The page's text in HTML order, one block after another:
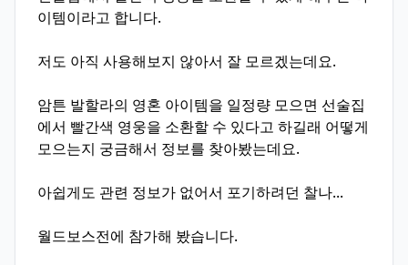
이템이라고 합니다.
저도 아직 사용해보지 않아서 잘 모르겠는데요.
암튼 발할라의 영혼 아이템을 일정량 모으면 선술집
에서 빨간색 영웅을 소환할 수 있다고 하길래 어떻게
모으는지 궁금해서 정보를 찾아봤는데요.
아쉽게도 관련 정보가 없어서 포기하려던 찰나...
월드보스전에 참가해 봤습니다.